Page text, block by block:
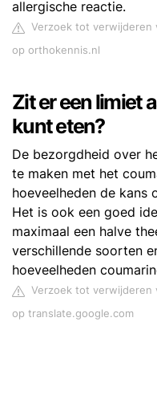
allergische reactie.
Verzoek tot verwijderen
op orthokennis.nl
Zit er een limiet
kunt eten?
De bezorgdheid over
te maken met het
hoeveelheden de kans
Het is ook een goed
maximaal een halve
verschillende soorten
hoeveelheden
Verzoek tot verwijderen
op translate.google.com